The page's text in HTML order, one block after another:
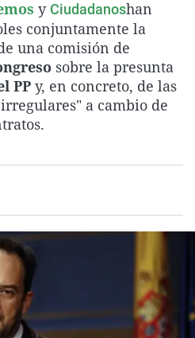
La rosa de los vientos
Gente viajera
Como el perro y el
Caso
Retornados
Equipo de
Operación Viuda
Extremadura
Galicia
La Rioja
Navarra
Virales
Televisión
Elecciones
y Ciudadanoshan
conjuntamente la
una comisión de
sobre la presunta
PP y, en concreto, de las
a cambio de